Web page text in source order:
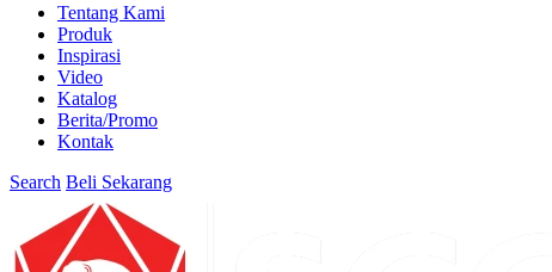
Tentang Kami
Produk
Inspirasi
Video
Katalog
Berita/Promo
Kontak
Search Beli Sekarang